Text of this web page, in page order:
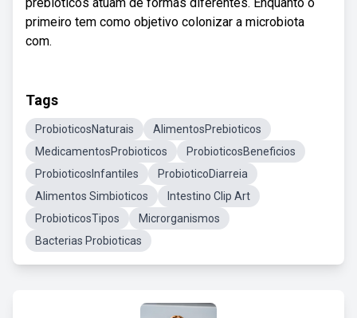
primeiro tem como objetivo colonizar a microbiota
com.
Tags
ProbioticosNaturais
AlimentosPrebioticos
MedicamentosProbioticos
ProbioticosBeneficios
ProbioticosInfantiles
ProbioticoDiarreia
Alimentos Simbioticos
Intestino Clip Art
ProbioticosTipos
Microrganismos
Bacterias Probioticas